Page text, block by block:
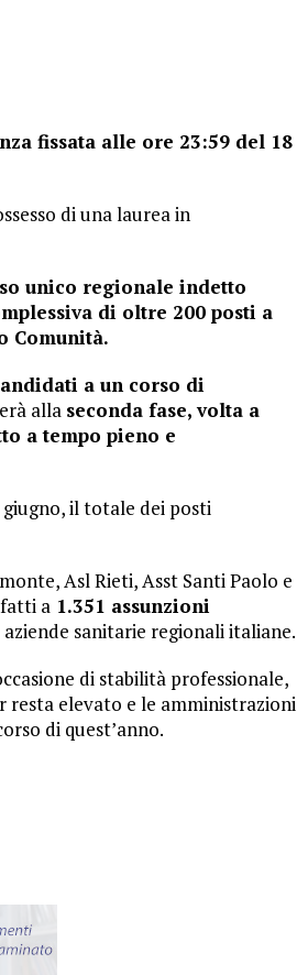
fissata alle ore 23:59 del 18
di una laurea in
unico regionale indetto
di oltre 200 posti a
Comunità.
a un corso di
alla seconda fase, volta a
a tempo pieno e
giugno, il totale dei posti
Asl Rieti, Asst Santi Paolo e
a 1.351 assunzioni
sanitarie regionali italiane.
di stabilità professionale,
elevato e le amministrazioni
di quest’anno.